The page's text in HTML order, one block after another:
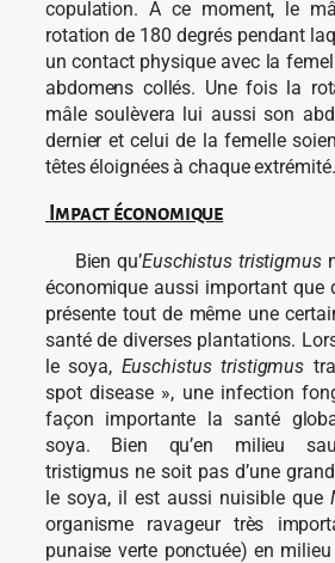
copulation. À ce moment, le
rotation de 180 degrés pendant
un contact physique avec la
abdomens collés. Une fois la
mâle soulèvera lui aussi son
dernier et celui de la femelle
têtes éloignées à chaque extrémité.
Impact économique
Bien qu’Euschistus tristigmus
économique aussi important que
présente tout de même une
santé de diverses plantations.
le soya, Euschistus tristigmus
spot disease », une infection
façon importante la santé
soya. Bien qu’en milieu
tristigmus ne soit pas d’une
le soya, il est aussi nuisible que
organisme ravageur très
punaise verte ponctuée) en